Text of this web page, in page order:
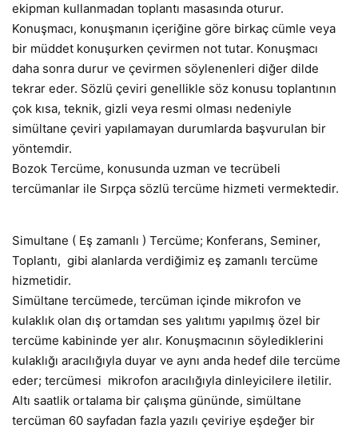
ekipman kullanmadan toplantı masasında oturur.
Konuşmacı, konuşmanın içeriğine göre birkaç cümle veya
bir müddet konuşurken çevirmen not tutar. Konuşmacı
daha sonra durur ve çevirmen söylenenleri diğer dilde
tekrar eder. Sözlü çeviri genellikle söz konusu toplantının
çok kısa, teknik, gizli veya resmi olması nedeniyle
simültane çeviri yapılamayan durumlarda başvurulan bir
yöntemdir.
Bozok Tercüme, konusunda uzman ve tecrübeli
tercümanlar ile Sırpça sözlü tercüme hizmeti vermektedir.
Simultane ( Eş zamanlı ) Tercüme; Konferans, Seminer,
Toplantı, gibi alanlarda verdiğimiz eş zamanlı tercüme
hizmetidir.
Simültane tercümede, tercüman içinde mikrofon ve
kulaklık olan dış ortamdan ses yalıtımı yapılmış özel bir
tercüme kabininde yer alır. Konuşmacının söylediklerini
kulaklığı aracılığıyla duyar ve aynı anda hedef dile tercüme
eder; tercümesi mikrofon aracılığıyla dinleyicilere iletilir.
Altı saatlik ortalama bir çalışma gününde, simültane
tercüman 60 sayfadan fazla yazılı çeviriye eşdeğer bir